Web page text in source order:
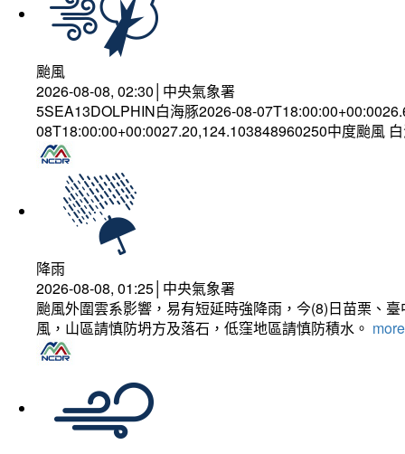
颱風
2026-08-08, 02:30│中央氣象署
5SEA13DOLPHIN白海豚2026-08-
08T18:00:00+00:0027.20,124.103848960250中度颱風
降雨
2026-08-08, 01:25│中央氣象署
颱風外圍雲系影響，易有短延時強降雨，今(8)日苗栗、
風，山區請慎防坍方及落石，低窪地區請慎防積水。